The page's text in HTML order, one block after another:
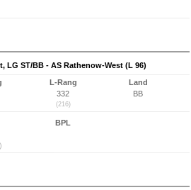
LG ST/BB - AS Rathenow-West (L 96)
L-Rang
332
(216)
Land
BB
BPL